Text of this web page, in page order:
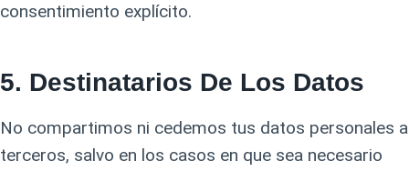
consentimiento explícito.
5. Destinatarios De Los Datos
No compartimos ni cedemos tus datos personales a
terceros, salvo en los casos en que sea necesario